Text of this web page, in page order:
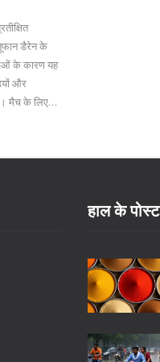
तूफान डैरेन के
के कारण यह
और
मैच के लिए
हाल के पोस्ट